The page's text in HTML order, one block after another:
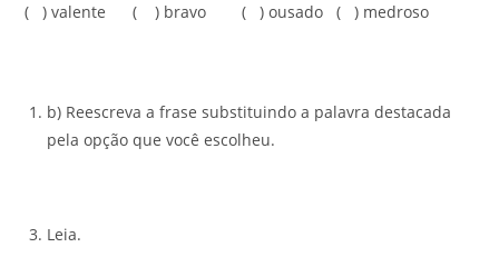
( ) valente ( ) bravo ( ) ousado ( ) medroso
b) Reescreva a frase substituindo a palavra destacada
pela opção que você escolheu.
Leia.